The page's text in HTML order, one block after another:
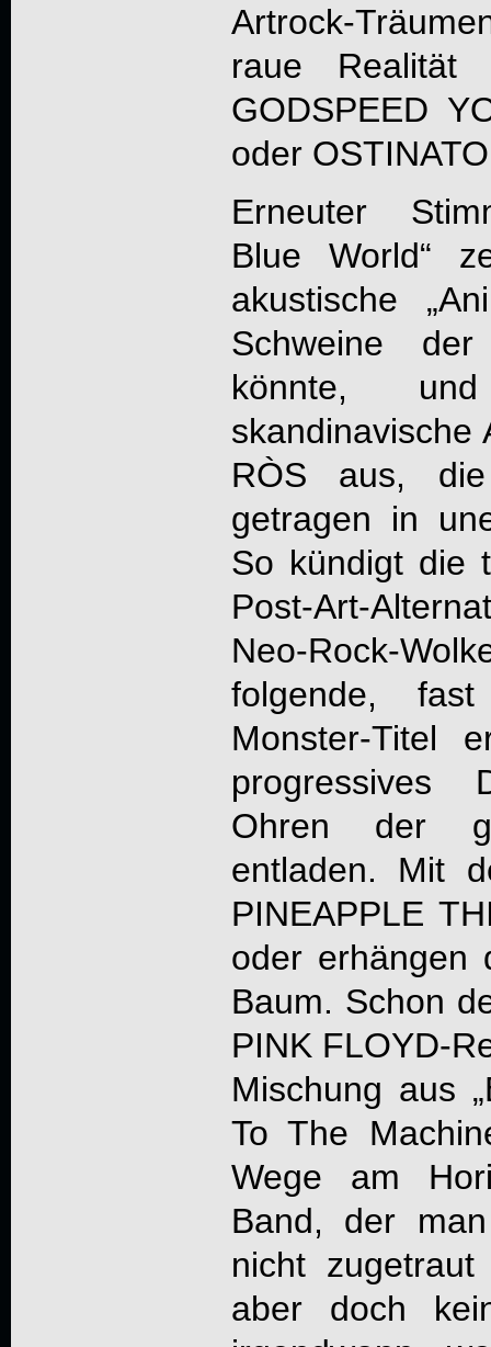
Artrock-
raue
GODSPEED
oder
Erneuter
Blue World“
akustische
Schweine
könnte,
skandinavische
RÒS aus,
getragen in
So kündigt die
Post-Art-
Neo-Rock-
folgende,
Monster-Titel
progressives
Ohren der
entladen. Mit
PINEAPPLE
oder erhängen
Baum. Schon
PINK FLOYD-
Mischung aus
To The
Wege am
Band, der
nicht
aber doch